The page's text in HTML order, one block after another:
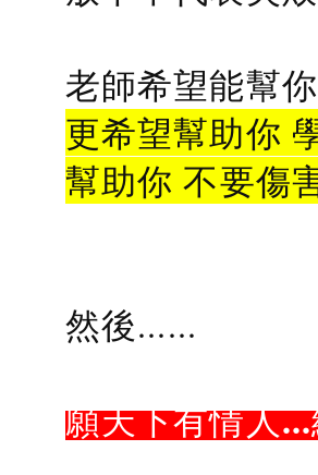
老師希望能幫
更希望幫助你
幫助你 不要傷
然後......
願天下有情人